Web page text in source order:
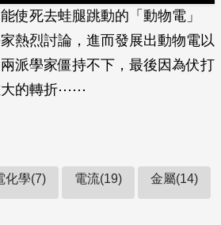
使死去蛙腿跳動的「動物電」
熱烈討論，進而發展出動物電以
派學家僵持不下，最後因為伏打
大的轉折⋯⋯
化學(7) 電流(19) 金屬(14)